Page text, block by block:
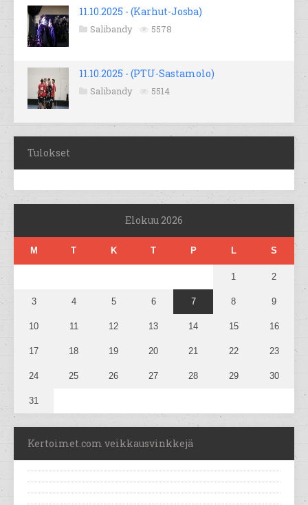
11.10.2025 - (Karhut-Josba)
Salibandy 5578
11.10.2025 - (PTU-Sastamolo)
Salibandy 5514
Tulokset
Elokuu 2026
M T K T P L S
1 2
3 4 5 6 7 8 9
10 11 12 13 14 15 16
17 18 19 20 21 22 23
24 25 26 27 28 29 30
31
Kertoimet.com veikkausvinkkejä